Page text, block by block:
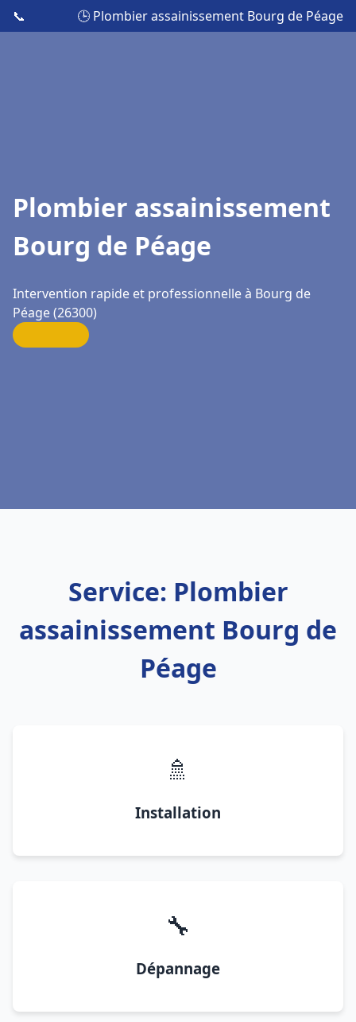
📞 🕒 Plombier assainissement Bourg de Péage
Plombier assainissement
Bourg de Péage
Intervention rapide et professionnelle à Bourg de
Péage (26300)
Service: Plombier
assainissement Bourg de
Péage
🚿
Installation
🔧
Dépannage